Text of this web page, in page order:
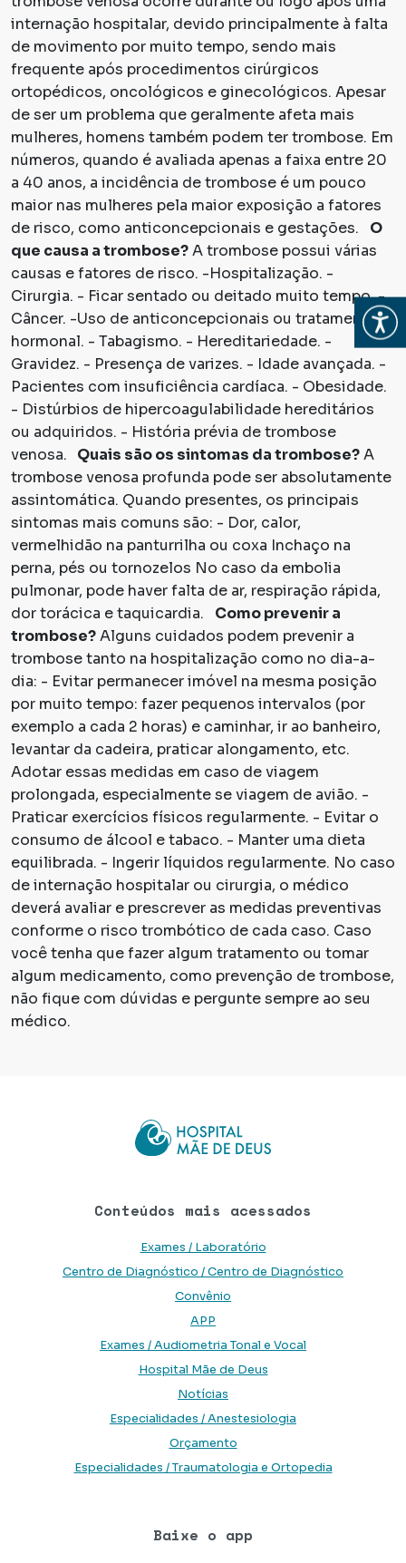
Abrir
internação hospitalar, devido principalmente à falta
de movimento por muito tempo, sendo mais
frequente após procedimentos cirúrgicos
ortopédicos, oncológicos e ginecológicos. Apesar
de ser um problema que geralmente afeta mais
mulheres, homens também podem ter trombose. Em
números, quando é avaliada apenas a faixa entre 20
a 40 anos, a incidência de trombose é um pouco
maior nas mulheres pela maior exposição a fatores
de risco, como anticoncepcionais e gestações. O
que causa a trombose?A trombose possui várias
causas e fatores de risco. -Hospitalização. -
Cirurgia. - Ficar sentado ou deitado muito tempo. -
Câncer. -Uso de anticoncepcionais ou tratamento
hormonal. - Tabagismo. - Hereditariedade. -
Gravidez. - Presença de varizes. - Idade avançada. -
Pacientes com insuficiência cardíaca. - Obesidade.
- Distúrbios de hipercoagulabilidade hereditários
ou adquiridos. - História prévia de trombose
venosa.
Quais são os sintomas da trombose?A
trombose venosa profunda pode ser absolutamente
assintomática. Quando presentes, os principais
sintomas mais comuns são: - Dor, calor,
vermelhidão na panturrilha ou coxa Inchaço na
perna, pés ou tornozelos No caso da embolia
pulmonar, pode haver falta de ar, respiração rápida,
dor torácica e taquicardia. Como prevenir a
trombose?Alguns cuidados podem prevenir a
trombose tanto na hospitalização como no dia-a-
dia: - Evitar permanecer imóvel na mesma posição
por muito tempo: fazer pequenos intervalos (por
exemplo a cada 2 horas) e caminhar, ir ao banheiro,
levantar da cadeira, praticar alongamento, etc.
Adotar essas medidas em caso de viagem
prolongada, especialmente se viagem de avião. -
Praticar exercícios físicos regularmente. - Evitar o
consumo de álcool e tabaco. - Manter uma dieta
equilibrada. - Ingerir líquidos regularmente. No caso
de internação hospitalar ou cirurgia, o médico
deverá avaliar e prescrever as medidas preventivas
conforme o risco trombótico de cada caso. Caso
você tenha que fazer algum tratamento ou tomar
algum medicamento, como prevenção de trombose,
não fique com dúvidas e pergunte sempre ao seu
médico.
Conteúdos mais acessados
Exames / Laboratório
Centro de Diagnóstico / Centro de Diagnóstico
Convênio
APP
Exames / Audiometria Tonal e Vocal
Hospital Mãe de Deus
Notícias
Especialidades / Anestesiologia
Orçamento
Especialidades / Traumatologia e Ortopedia
Baixe o app